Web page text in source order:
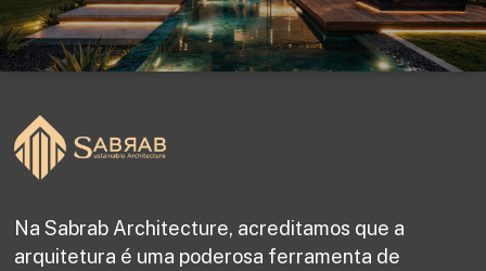
Na Sabrab Architecture, acreditamos que a
arquitetura é uma poderosa ferramenta de